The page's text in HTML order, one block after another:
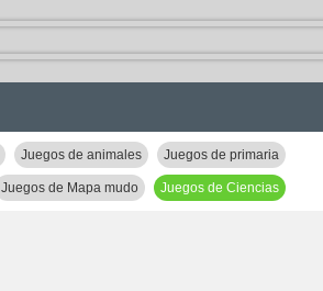
Juegos de animales Juegos de primaria
Juegos de Mapa mudo Juegos de Ciencias